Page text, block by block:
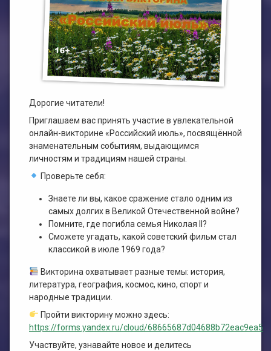
План работы филиала №1
План работы филиала №2
ЭЛЕКТРОННЫЙ КАТАЛОГ
Дорогие читатели!
Приглашаем вас принять участие в увлекательной
онлайн-викторине «Российский июль», посвящённой
знаменательным событиям, выдающимся
личностям и традициям нашей страны.
Проверьте себя:
Знаете ли вы, какое сражение стало одним из
самых долгих в Великой Отечественной войне?
Помните, где погибла семья Николая II?
Сможете угадать, какой советский фильм стал
классикой в июле 1969 года?
Викторина охватывает разные темы: история,
литература, география, космос, кино, спорт и
народные традиции.
Пройти викторину можно здесь:
https://forms.yandex.ru/cloud/68665687d04688b72eac9ea5
Участвуйте, узнавайте новое и делитесь